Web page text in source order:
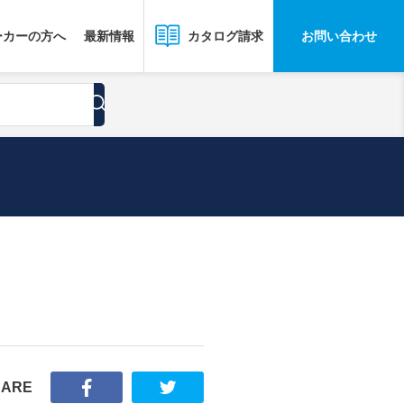
ーの方へ 最新情報 カタログ請求 お問い合わせ